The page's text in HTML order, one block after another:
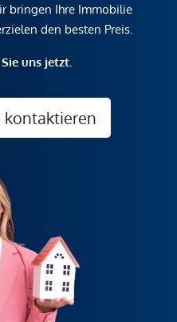
bringen Ihre Immobilie
den besten Preis.
uns jetzt.
kontaktieren